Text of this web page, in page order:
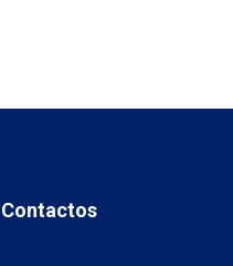
Contactos